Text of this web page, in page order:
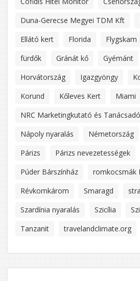
Duna-Gerecse Megyei TDM Kft
Ellátó kert
Florida Flygskam
fürdők
Gránát kő Gyémánt
Horvátország
Igazgyöngy
Korund
Kőleves Kert
Miami
NRC Marketingkutató és
Nápoly nyaralás
Németország
Párizs
Párizs nevezetességek
Púder Bárszínház
romkocsmák
Révkomkárom
Smaragd
Szardínia nyaralás
Szicília
Tanzanit
travelandclimate.org